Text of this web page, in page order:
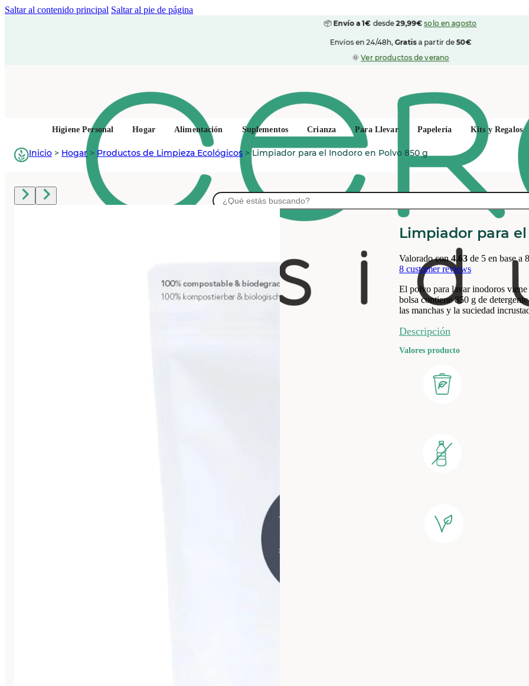
Saltar al contenido principal Saltar al pie de página
📦Envío a 1€ desde29,99€ solo en agosto
Envíos en 24/48h,Gratisa partir de50€
🌞Ver productos de verano
Buscar
Higiene Personal Hogar Alimentación Suplementos Crianza Para Llevar Papelería Kits y Regalos
Inicio > Hogar > Productos de Limpieza Ecológicos >Limpiador para el Inodoro en Polvo 850 g
Limpiador para
Valorado con4.63 de 5 en base a 8
8 customer reviews
El polvo para lavar inodoros
bolsa contiene 850 g de
las manchas y la suciedad
Descripción
Valores producto